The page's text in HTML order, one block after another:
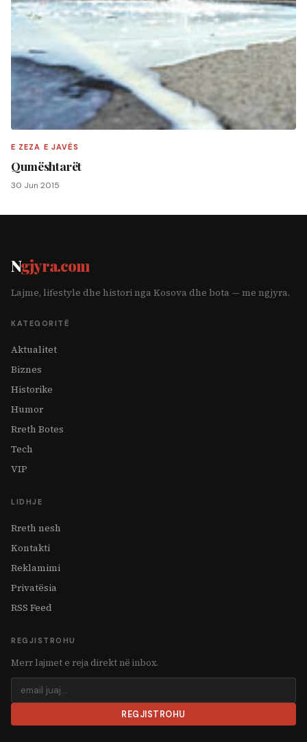
E ZEZA E JAVËS
Qumështarët
30 Jun 2015
Ngjyra.com
Lajme, lifestyle dhe histori nga Kosova dhe bota — me ngjyra.
KATEGORITË
Aktualitet
Biznes
Historike
Humor
Rreth Botes
Tech
VIP
LIDHJE
Rreth nesh
Kontakti
Reklamimi
Privatësia
RSS Feed
REGJISTROHU
Merr lajmet e reja direkt në inbox.
REGJISTROHU